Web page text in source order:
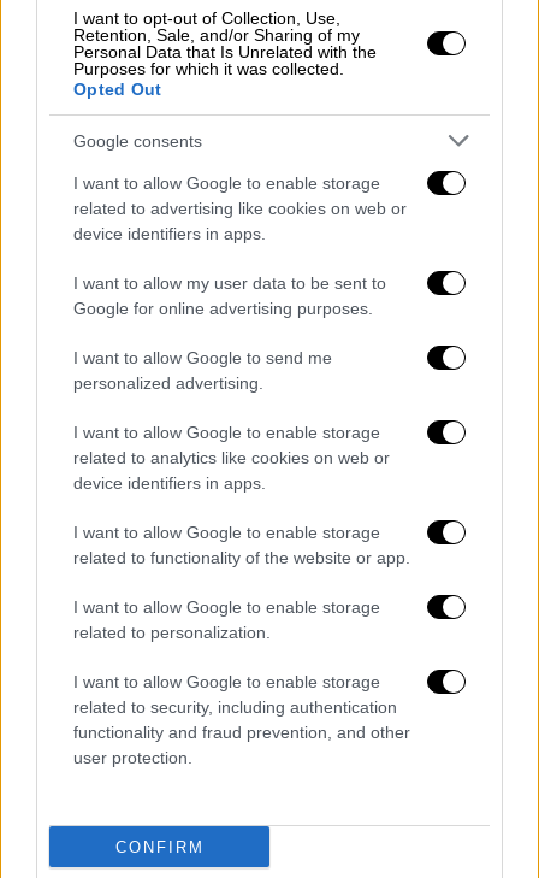
I want to opt-out of Collection, Use,
Retention, Sale, and/or Sharing of my
Personal Data that Is Unrelated with the
Purposes for which it was collected.
Opted Out
Google consents
I want to allow Google to enable storage
related to advertising like cookies on web or
device identifiers in apps.
I want to allow my user data to be sent to
Google for online advertising purposes.
I want to allow Google to send me
personalized advertising.
I want to allow Google to enable storage
related to analytics like cookies on web or
device identifiers in apps.
I want to allow Google to enable storage
related to functionality of the website or app.
I want to allow Google to enable storage
related to personalization.
I want to allow Google to enable storage
related to security, including authentication
functionality and fraud prevention, and other
user protection.
CONFIRM
POPULAR VIDEOS
Μεσημεριανό...|08.08.2026 14:03
08/08/2026
Κεντρικό...|07.08.2026 19:53
Κεντρικό δελτίο ειδήσεων 07/08/2026